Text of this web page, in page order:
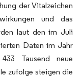
der Vitalzeichen
und das
laut den im Juli
Daten im Jahr
Tausend neue
zufolge steigen die